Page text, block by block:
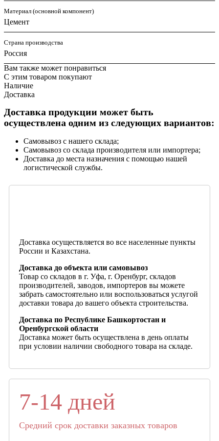
Материал (основной компонент)
Цемент
Страна производства
Россия
Вам также может понравиться
С этим товаром покупают
Наличие
Доставка
Доставка продукции может быть
осуществлена одним из следующих вариантов:
Самовывоз с нашего склада;
Самовывоз со склада производителя или импортера;
Доставка до места назначения с помощью нашей
логистической службы.
Доставка осуществляется во все населенные пункты
России и Казахстана.
Доставка до объекта или самовывоз
Товар со складов в г. Уфа, г. Оренбург, складов
производителей, заводов, импортеров вы можете
забрать самостоятельно или воспользоваться услугой
доставки товара до вашего объекта строительства.
Доставка по Республике Башкортостан и
Оренбургской области
Доставка может быть осуществлена в день оплаты
при условии наличии свободного товара на складе.
7-14 дней
Средний срок доставки заказных товаров